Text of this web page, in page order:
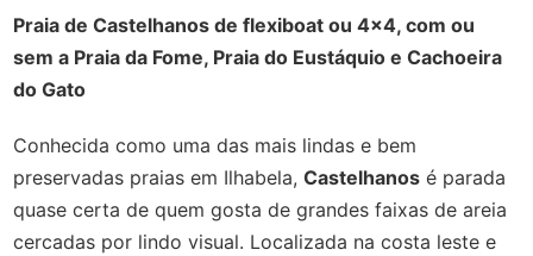
Praia de Castelhanos de flexiboat ou 4x4, com ou
sem a Praia da Fome, Praia do Eustáquio e Cachoeira
do Gato
Conhecida como uma das mais lindas e bem
preservadas praias em Ilhabela,Castelhanos é parada
quase certa de quem gosta de grandes faixas de areia
cercadas por lindo visual. Localizada na costa leste e